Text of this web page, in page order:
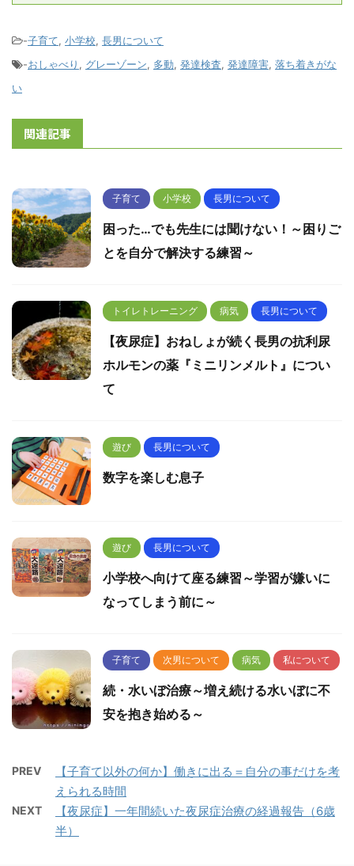
-子育て, 小学校, 長男について
-おしゃべり , グレーゾーン, 多動, 発達検査, 発達障害, 落ち着きがな
い
関連記事
子育て 小学校 長男について
困った…でも先生には聞けない！～困りご
とを自分で解決する練習～
トイレトレーニング 病気 長男について
【夜尿症】おねしょが続く長男の抗利尿
ホルモンの薬『ミニリンメルト』につい
て
遊び 長男について
数字を楽しむ息子
遊び 長男について
小学校へ向けて座る練習～学習が嫌いに
なってしまう前に～
子育て 次男について 病気 私について
続・水いぼ治療～増え続ける水いぼに不
安を抱き始める～
PREV
【子育て以外の何か】働きに出る＝自分の事だけを考
えられる時間
NEXT
【夜尿症】一年間続いた夜尿症治療の経過報告（6歳
半）